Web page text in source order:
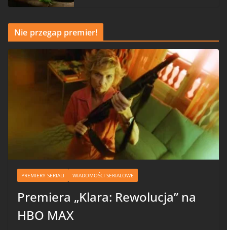
Nie przegap premier!
PREMIERY SERIALI WIADOMOŚCI SERIALOWE
Premiera „Klara: Rewolucja” na
HBO MAX